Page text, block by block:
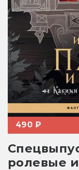
490 ₽
ролевые